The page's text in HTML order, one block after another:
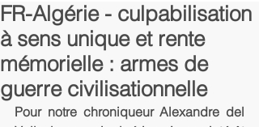
FR-Algérie - culpabilisation
à sens unique et rente
mémorielle : armes de
guerre civilisationnelle
Pour notre chroniqueur Alexandre del